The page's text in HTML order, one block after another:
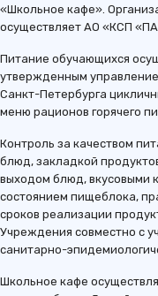
«Школьное кафе».
осуществляет АО «КСП
Питание обучающихся
утвержденным
Санкт-Петербурга
меню рационов горячего
Контроль за качеством
блюд, закладкой
выходом блюд, вкусовыми
состоянием пищеблока,
сроков реализации
Учреждения совместно с
санитарно-
Школьное кафе